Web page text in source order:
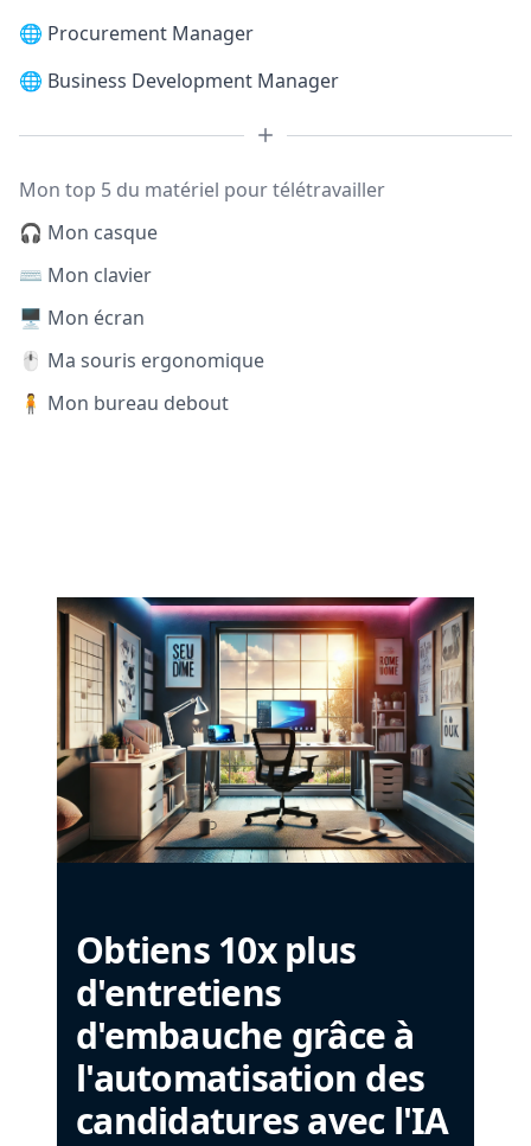
🌐 Procurement Manager
🌐 Business Development Manager
Mon top 5 du matériel pour télétravailler
🎧 Mon casque
⌨️ Mon clavier
🖥️ Mon écran
🖱️ Ma souris ergonomique
🧍 Mon bureau debout
Obtiens 10x plus
d'entretiens
d'embauche grâce à
l'automatisation des
candidatures avec l'IA